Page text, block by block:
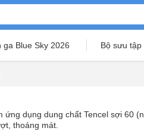
ga Blue Sky 2026 Bộ sưu
dụng dung chất Tencel sợi 60
thoáng mát.